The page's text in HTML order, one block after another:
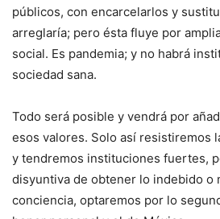
públicos, con encarcelarlos y
arreglaría; pero ésta fluye por
social. Es pandemia; y no habrá
sociedad sana.
Todo será posible y vendrá por
esos valores. Solo así resistiremos
y tendremos instituciones fuertes,
disyuntiva de obtener lo indebido o
conciencia, optaremos por lo